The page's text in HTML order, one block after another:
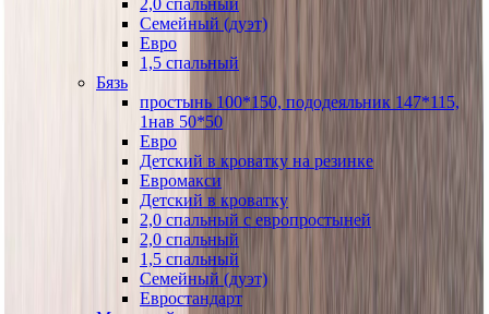
Семейный (дуэт)
Евро
1,5 спальный
Бязь
простынь 100*150, пододеяльник 147*115,
1нав 50*50
Евро
Детский в кроватку на резинке
Евромакси
Детский в кроватку
2,0 спальный с европростыней
2,0 спальный
1,5 спальный
Семейный (дуэт)
Евростандарт